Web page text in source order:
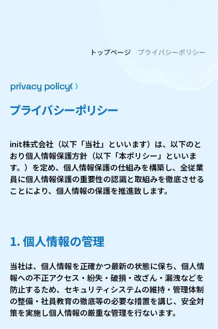
トップページ プライバシーポリシー
privacy policy
プライバシーポリシー
init株式会社（以下「当社」といいます）は、以下のと
おり個人情報保護方針（以下「本ポリシー」といいま
す。）を定め、個人情報保護の仕組みを構築し、全従業
員に個人情報保護の重要性の認識と取組みを徹底させる
ことにより、個人情報の保護を推進致します。
1. 個人情報の管理
当社は、個人情報を正確かつ最新の状態に保ち、個人情
報への不正アクセス・紛失・破損・改ざん・漏洩などを
防止するため、セキュリティシステムの維持・管理体制
の整備・社員教育の徹底等の必要な措置を講じ、安全対
策を実施し個人情報の厳重な管理を行ないます。